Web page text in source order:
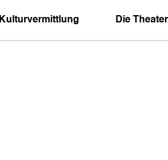
Kulturvermittlung Die Theater